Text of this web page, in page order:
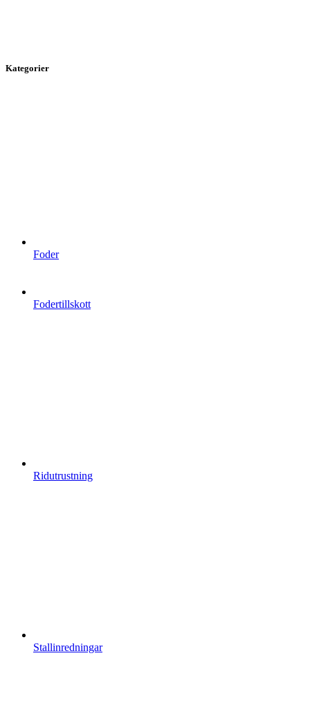
Kategorier
Foder
Fodertillskott
Ridutrustning
Stallinredningar